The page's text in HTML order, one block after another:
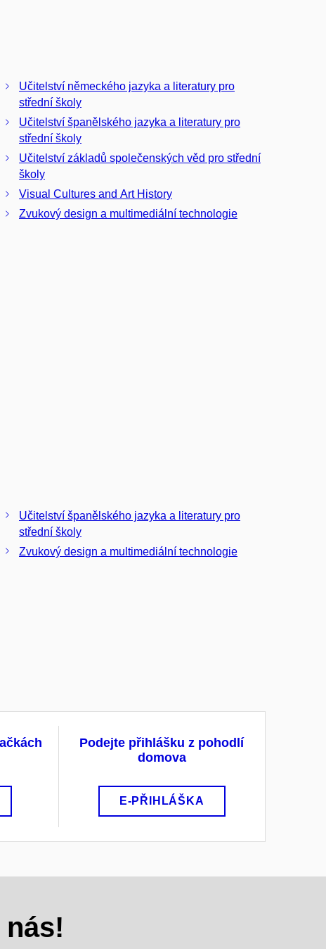
Učitelství německého jazyka a literatury pro
střední školy
Učitelství španělského jazyka a literatury pro
střední školy
Učitelství základů společenských věd pro střední
školy
Visual Cultures and Art History
Zvukový design a multimediální technologie
Učitelství španělského jazyka a literatury pro
střední školy
Zvukový design a multimediální technologie
Podejte přihlášku z pohodlí
domova
E-PŘIHLÁŠKA